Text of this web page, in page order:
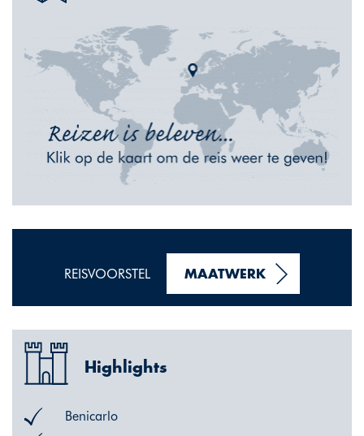
REISVOORSTEL MAATWERK
Highlights
Benicarlo